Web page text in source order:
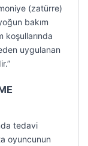
(zatürre)
bakım
koşullarında
uygulanan
tedavi
oyuncunun